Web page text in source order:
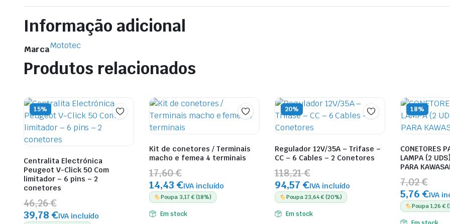
Informação adicional
MarcaMototec
Produtos relacionados
15%
Centralita Electrónica
Peugeot V-Click 50 Com
limitador – 6 pins – 2
conetores
46,26 €
39,78 €IVA incluído
Kit de conetores / Terminais
macho e femea 4 terminais
17,60 €
14,43 €IVA incluído
Poupa 3,17 € (18%)
Em stock
20%
Regulador 12V/35A – Trifase –
CC – 6 Cables – 2 Conetores
118,21 €
94,57 €IVA incluído
Poupa 23,64 € (20%)
Em stock
18%
CONETORES
LAMPA (2
PARA
7,02 €
5,76 €IVA
Poupa 1,26 €